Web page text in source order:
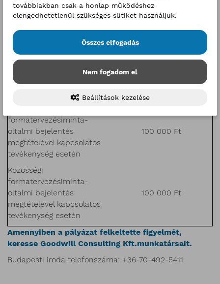
Európai uniós védjegy
bejelentés megtételével
kapcsolatos tevékenység
Nemzetközi védjegy
bejelentés megtételével
kapcsolatos tevékenység
formatervezésiminta-
oltalmi bejelentés
megtételével kapcsolatos
tevékenység esetén
100 000 Ft
Közösségi
formatervezésiminta-
oltalmi bejelentés
megtételével kapcsolatos
tevékenység esetén
100 000 Ft
Amennyiben a pályázat felkeltette figyelmét,
keresse Goodwill Consulting Kft.munkatársait.
Budapesti iroda telefonszáma: +36-70-492-5411
továbbiakban csak a honlap működéshez
elengedhetetlenül szükséges sütiket használjuk.
Összes elfogadás
Nem fogadom el
Beállítások kezelése